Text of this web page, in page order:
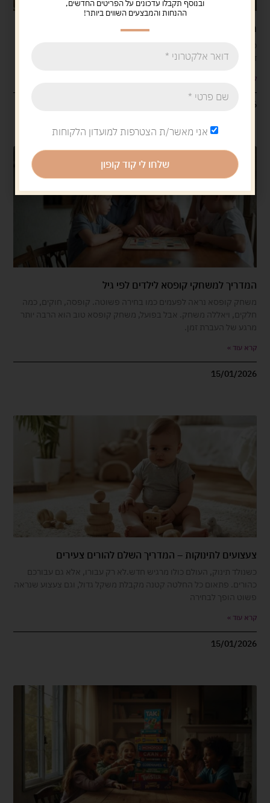
משחקי חשיבה לילדים- למה הם חשובים כל כך?
דרך להעביר זמן. ברוב המקרים יש רצון לשלב בין הנאה לבין ערך אמיתי
קרא עוד »
10/02/2026
המדריך למשחקי קופסא לילדים לפי גיל
משחק קופסא נראה לפעמים כמו בחירה פשוטה. קופסה, חוקים, כמה
חלקים, ויאללה משחק. אבל בפועל, משחק קופסא טוב הוא הרבה יותר
מרגע של העברת זמן.
קרא עוד »
15/01/2026
צעצועים לתינוקות – המדריך השלם להורים צעירים
כשנולד תינוק, העולם כולו מרגיש חדש.לא רק עבורו, אלא גם עבורכם
כהורים. פתאום כל החלטה קטנה מקבלת משקל גדול, וגם צעצוע שנראה
פשוט הופך לבחירה
קרא עוד »
15/01/2026
ובנוסף תקבלו עדכונים על הפריטים החדשים,
ההנחות והמבצעים השווים ביותר!
אני מאשר/ת הצטרפות למועדון הלקוחות
שלחו לי קוד קופון